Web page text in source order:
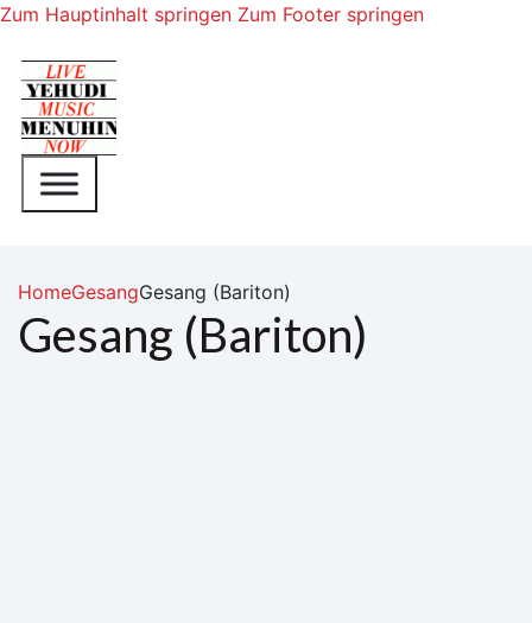
Zum Hauptinhalt springen Zum Footer springen
HomeGesangGesang (Bariton)
Gesang (Bariton)